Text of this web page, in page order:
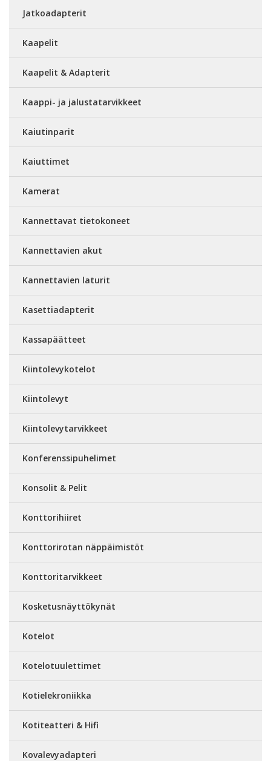
Jatkoadapterit
Kaapelit
Kaapelit & Adapterit
Kaappi- ja jalustatarvikkeet
Kaiutinparit
Kaiuttimet
Kamerat
Kannettavat tietokoneet
Kannettavien akut
Kannettavien laturit
Kasettiadapterit
Kassapäätteet
Kiintolevykotelot
Kiintolevyt
Kiintolevytarvikkeet
Konferenssipuhelimet
Konsolit & Pelit
Konttorihiiret
Konttorirotan näppäimistöt
Konttoritarvikkeet
Kosketusnäyttökynät
Kotelot
Kotelotuulettimet
Kotielekroniikka
Kotiteatteri & Hifi
Kovalevyadapteri